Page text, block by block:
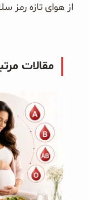
از هوای تازه رمز
مقالات